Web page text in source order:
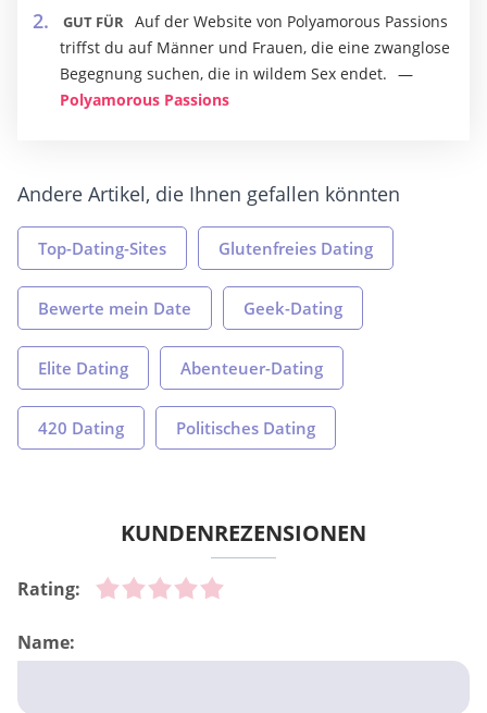
GUT FÜR Auf der Website von Polyamorous Passions
triffst du auf Männer und Frauen, die eine zwanglose
Begegnung suchen, die in wildem Sex endet.
Polyamorous Passions
Andere Artikel, die Ihnen gefallen könnten
Top-Dating-Sites Glutenfreies Dating
Bewerte mein Date Geek-Dating
Elite Dating Abenteuer-Dating
420 Dating Politisches Dating
KUNDENREZENSIONEN
Rating:
Name: